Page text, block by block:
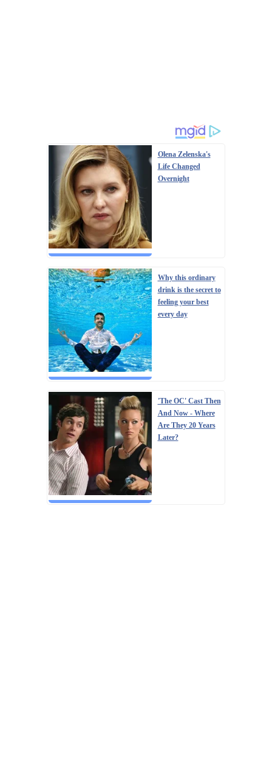
Olena Zelenska's
Life Changed
Overnight
Why this ordinary
drink is the secret to
feeling your best
every day
'The OC' Cast Then
And Now - Where
Are They 20 Years
Later?